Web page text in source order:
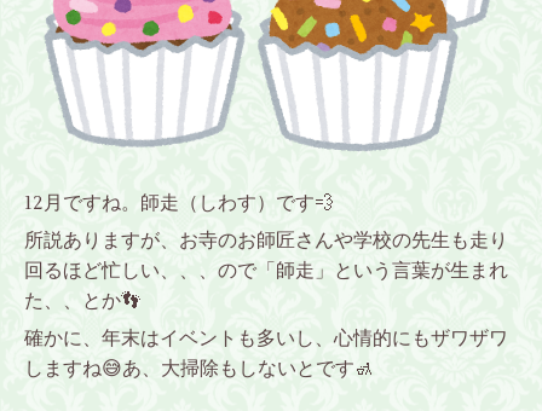
12月ですね。師走（しわす）です💨
所説ありますが、お寺のお師匠さんや学校の先生も走り
回るほど忙しい、、、ので「師走」という言葉が生まれ
た、、とか👣
確かに、年末はイベントも多いし、心情的にもザワザワ
しますね😅あ、大掃除もしないとです🚮